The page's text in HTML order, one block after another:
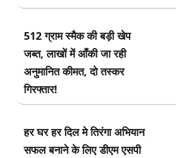
512 ग्राम स्मैक की बड़ी खेप
जब्त, लाखों में आँकी जा रही
अनुमानित कीमत, दो तस्कर
गिरफ्तार!
हर घर हर दिल मे तिरंगा अभियान
सफल बनाने के लिए डीएम एसपी